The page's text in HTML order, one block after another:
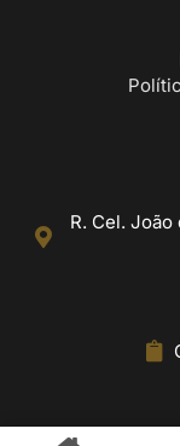
R. Cel.